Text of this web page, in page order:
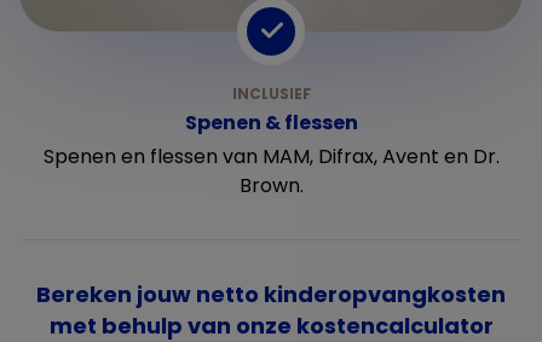
Spenen & flessen
Spenen en flessen van MAM, Difrax, Avent en Dr.
Brown.
Bereken jouw netto kinderopvangkosten
met behulp van onze kostencalculator